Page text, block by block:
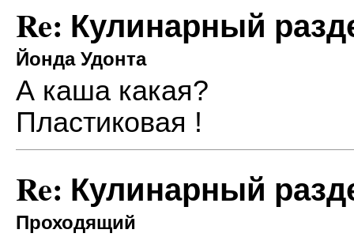
Re: Кулинарный
Йонда Удонта
А каша какая?
Пластиковая !
Re: Кулинарный
Проходящий